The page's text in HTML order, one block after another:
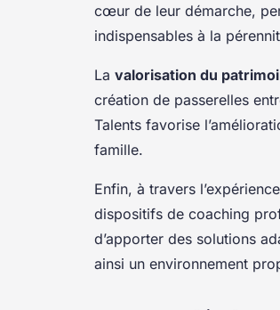
cœur de leur démarche,
indispensables à la
La valorisation du
création de passerelles
Talents favorise
famille.
Enfin, à travers
dispositifs de coaching
d’apporter des solutions
ainsi un environnement